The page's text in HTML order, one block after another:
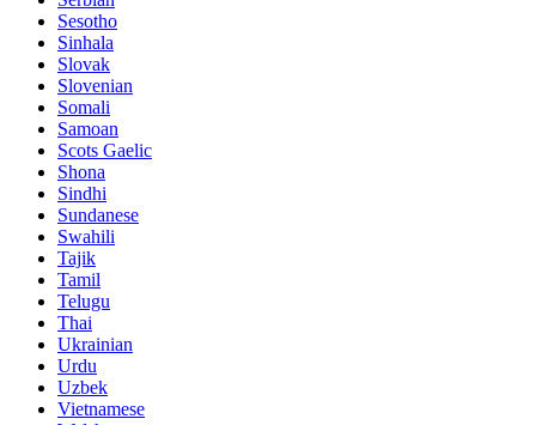
Sesotho
Sinhala
Slovak
Slovenian
Somali
Samoan
Scots Gaelic
Shona
Sindhi
Sundanese
Swahili
Tajik
Tamil
Telugu
Thai
Ukrainian
Urdu
Uzbek
Vietnamese